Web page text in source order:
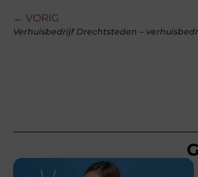
← VORIG
Verhuisbedrijf Drechtsteden –